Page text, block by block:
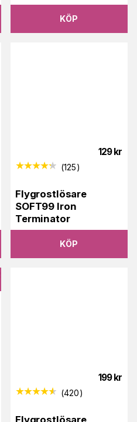
KÖP
129 kr
(125)
Flygrostlösare
SOFT99 Iron
Terminator
KÖP
199 kr
(420)
Flygrostlösare